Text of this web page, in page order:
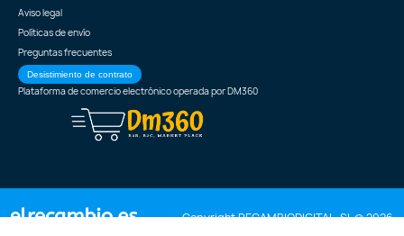
Aviso legal
Políticas de envío
Preguntas frecuentes
Desistimiento de contrato
Plataforma de comercio electrónico operada porDM360
Copyright RECAMBIODIGITAL, SL © 2026